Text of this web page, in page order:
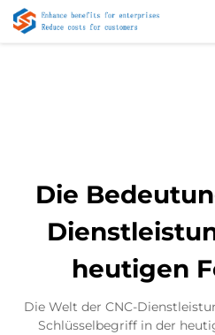
Video
Die
heutigen
Die Welt der CNC-
Schlüsselbegriff in der